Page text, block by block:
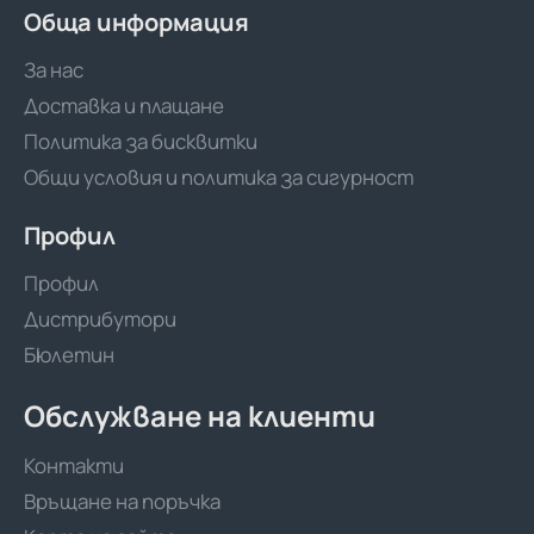
Обща информация
За нас
Доставка и плащане
Политика за бисквитки
Общи условия и политика за сигурност
Профил
Профил
Дистрибутори
Бюлетин
Обслужване на клиенти
Контакти
Връщане на поръчка